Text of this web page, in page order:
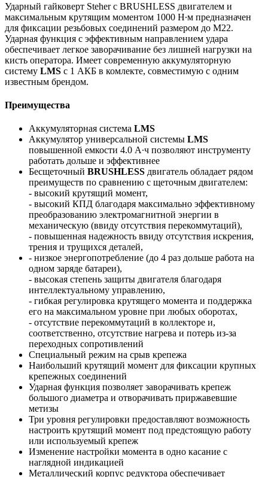
Ударный гайковерт Steher с BRUSHLESS двигателем и
максимальным крутящим моментом 1000 Н∙м предназначен
для фиксации резьбовых соединений размером до М22.
Ударная функция с эффективным направлением удара
обеспечивает легкое заворачивание без лишней нагрузки на
кисть оператора. Имеет современную аккумуляторную
систему LMS с 1 АКБ в комлекте, совместимую с одним
известным брендом.
Преимущества
Аккумуляторная система LMS
Аккумулятор универсальной системы LMS
повышенной емкости 4.0 А∙ч позволяют инструменту
работать дольше и эффективнее
Бесщеточный BRUSHLESS двигатель обладает рядом
преимуществ по сравнению с щеточным двигателем:
- высокий крутящий момент,
- высокий КПД благодаря максимально эффективному
преобразованию электромагнитной энергии в
механическую (ввиду отсутствия перекоммутаций),
- повышенная надежность ввиду отсутствия искрения,
трения и трущихся деталей,
- низкое энергопотребление (до 4 раз дольше работа на
одном заряде батареи),
- высокая степень защиты двигателя благодаря
интеллектуальному управлению,
- гибкая регулировка крутящего момента и поддержка
его на максимальном уровне при любых оборотах,
- отсутствие перекоммутаций в коллекторе и,
соответственно, отсутствие нагрева и потерь из-за
переходных сопротивлений
Специальный режим на срыв крепежа
Наибольший крутящий момент для фиксации крупных
крепежных соединений
Ударная функция позволяет заворачивать крепеж
большого диаметра и отворачивать приржавевшие
метизы
Три уровня регулировки предоставляют возможность
настроить крутящий момент под предстоящую работу
или используемый крепеж
Изменение настройки момента в одно касание с
наглядной индикацией
Металлический корпус редуктора обеспечивает